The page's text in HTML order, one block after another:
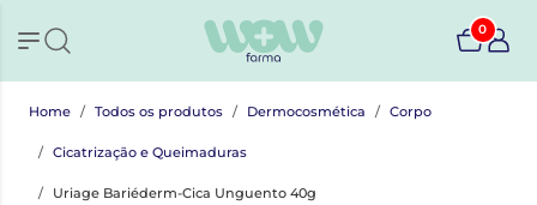
0
Home Todos os produtos Dermocosmética Corpo
Cicatrização e Queimaduras
Uriage Bariéderm-Cica Unguento 40g